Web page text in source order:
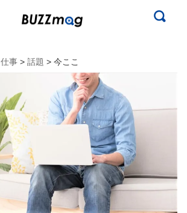
事 > 話題 > 今ここ